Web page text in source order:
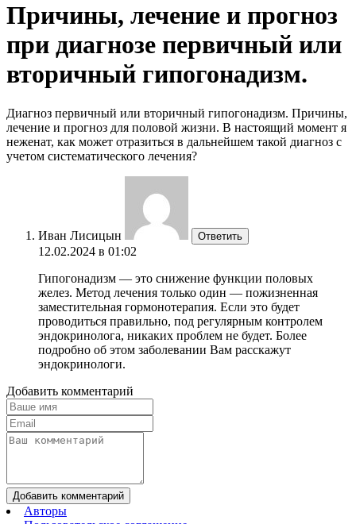
Причины, лечение и прогноз
при диагнозе первичный или
вторичный гипогонадизм.
Диагноз первичный или вторичный гипогонадизм. Причины,
лечение и прогноз для половой жизни. В настоящий момент я
неженат, как может отразиться в дальнейшем такой диагноз с
учетом систематического лечения?
Иван Лисицын Ответить
12.02.2024 в 01:02
Гипогонадизм — это снижение функции половых
желез. Метод лечения только один — пожизненная
заместительная гормонотерапия. Если это будет
проводиться правильно, под регулярным контролем
эндокринолога, никаких проблем не будет. Более
подробно об этом заболевании Вам расскажут
эндокринологи.
Добавить комментарий
Добавить комментарий
Авторы